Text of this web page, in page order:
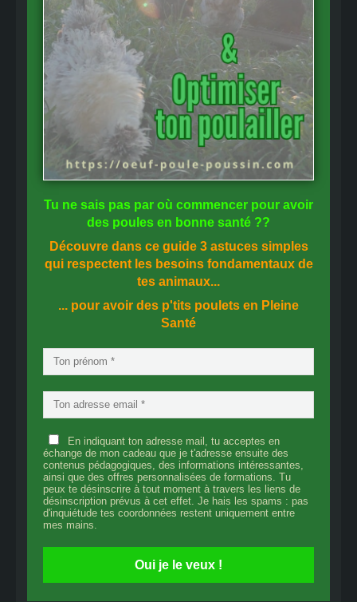
Tu ne sais pas par où commencer pour avoir
des poules en bonne santé ??
Découvre dans ce guide 3 astuces simples
qui respectent les besoins fondamentaux de
tes animaux...
... pour avoir des p'tits poulets en Pleine
Santé
En indiquant ton adresse mail, tu acceptes en
échange de mon cadeau que je t'adresse ensuite des
contenus pédagogiques, des informations intéressantes,
ainsi que des offres personnalisées de formations. Tu
peux te désinscrire à tout moment à travers les liens de
désinscription prévus à cet effet. Je hais les spams : pas
d'inquiétude tes coordonnées restent uniquement entre
mes mains.
Oui je le veux !